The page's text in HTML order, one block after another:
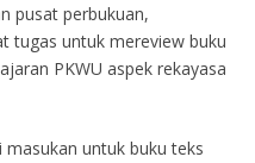
pusat perbukuan,
tugas untuk mereview buku
PKWU aspek rekayasa
untuk buku teks